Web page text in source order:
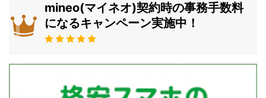
mineo(マイネオ)契約時の事務手数料
になるキャンペーン実施中！